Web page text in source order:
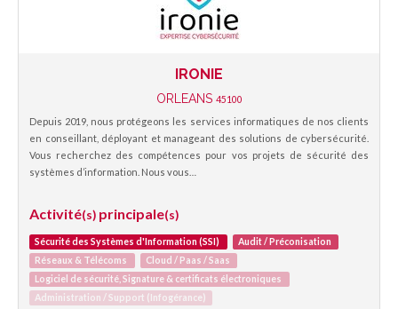
IRONIE
ORLEANS 45100
Depuis 2019, nous protégeons les services informatiques de nos clients
en conseillant, déployant et manageant des solutions de cybersécurité.
Vous recherchez des compétences pour vos projets de sécurité des
systèmes d’information. Nous vous…
Activité(s) principale(s)
Sécurité des Systèmes d'Information (SSI)
Audit / Préconisation
Réseaux & Télécoms
Cloud / Paas / Saas
Logiciel de sécurité, Signature & certificats électroniques
Administration / Support (Infogérance)